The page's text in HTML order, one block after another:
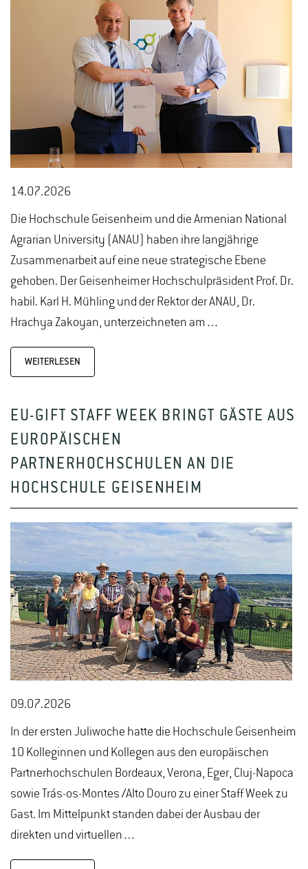
14.07.2026
Die Hochschule Geisenheim und die Armenian National
Agrarian University (ANAU) haben ihre langjährige
Zusammenarbeit auf eine neue strategische Ebene
gehoben. Der Geisenheimer Hochschulpräsident Prof. Dr.
habil. Karl H. Mühling und der Rektor der ANAU, Dr.
Hrachya Zakoyan, unterzeichneten am…
WEITERLESEN
EU-GIFT STAFF WEEK BRINGT GÄSTE AUS
EUROPÄISCHEN
PARTNERHOCHSCHULEN AN DIE
HOCHSCHULE GEISENHEIM
09.07.2026
In der ersten Juliwoche hatte die Hochschule Geisenheim
10 Kolleginnen und Kollegen aus den europäischen
Partnerhochschulen Bordeaux, Verona, Eger, Cluj-Napoca
sowie Trás-os-Montes /Alto Douro zu einer Staff Week zu
Gast. Im Mittelpunkt standen dabei der Ausbau der
direkten und virtuellen…